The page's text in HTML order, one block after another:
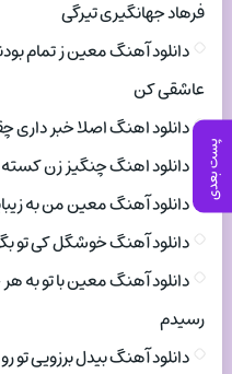
پست بعدی
فرهاد جهانگیری تیرگی
دانلود آهنگ معین ز تمام
عاشقی کن
دانلود اهنگ اصلا خبر
دانلود اهنگ چنگیز زن
دانلود آهنگ معین من به
دانلود آهنگ خوشگل کی تو
دانلود آهنگ معین با تو به
رسیدم
دانلود آهنگ بیدل برزویی تو